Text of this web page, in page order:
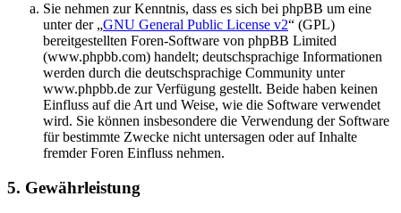
Sie nehmen zur Kenntnis, dass es sich bei phpBB um eine
unter der „GNU General Public License v2“ (GPL)
bereitgestellten Foren-Software von phpBB Limited
(www.phpbb.com) handelt; deutschsprachige Informationen
werden durch die deutschsprachige Community unter
www.phpbb.de zur Verfügung gestellt. Beide haben keinen
Einfluss auf die Art und Weise, wie die Software verwendet
wird. Sie können insbesondere die Verwendung der Software
für bestimmte Zwecke nicht untersagen oder auf Inhalte
fremder Foren Einfluss nehmen.
5. Gewährleistung